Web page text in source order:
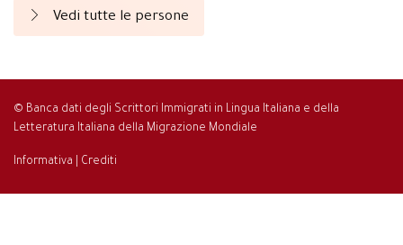
Vedi tutte le persone
© Banca dati degli Scrittori Immigrati in Lingua Italiana e della
Letteratura Italiana della Migrazione Mondiale
Informativa Crediti